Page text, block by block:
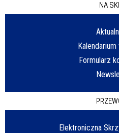
NA
Formularz
Elektroniczna